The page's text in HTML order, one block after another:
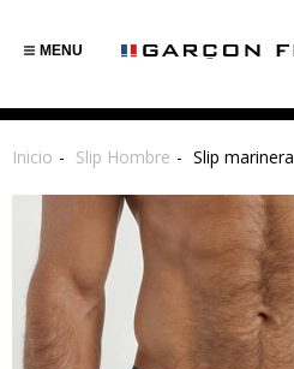
MENU
Inicio Slip Hombre Slip marinera